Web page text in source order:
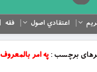
اعتقادي اصول فقه
برچسب :په امر